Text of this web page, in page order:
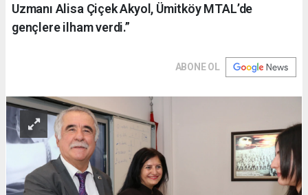
Uzmanı Alisa Çiçek Akyol, Ümitköy MTAL’de
gençlere ilham verdi.”
ABONE OL